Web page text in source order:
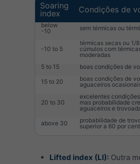
Soaring
index
Condições de
below
-10
sem térmicas ou
-10 to 5
térmicas secas ou 1/
cúmulos com
moderadas
5 to 15
boas condições de
15 to 20
boas condições de
aguaceiros
20 to 30
excelentes
mas probabilidade
aguaceiros e
above 30
probabilidade de
superior a 60 por
Lifted index (LI): Outra